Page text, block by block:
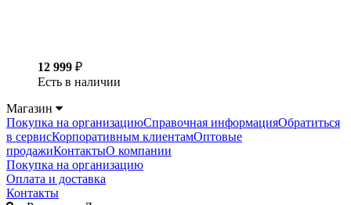
12 999 ₽
Есть в наличии
Магазин
Покупка на организациюСправочная информацияОбратиться
в сервисКорпоративным клиентамОптовые
продажиКонтактыО компании
Покупка на организацию
Оплата и доставка
Контакты